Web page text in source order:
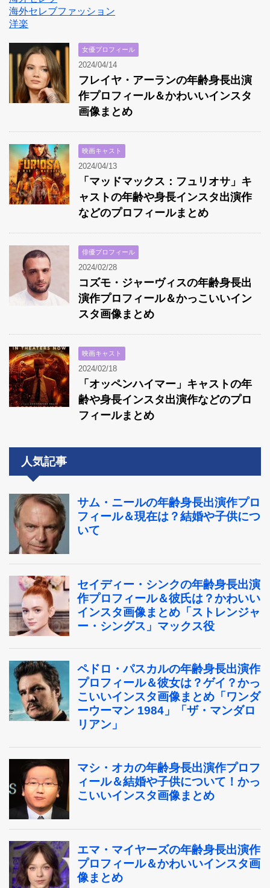
海外セレブファッション
洋楽
女優プロフィール
2024/04/14
フレイヤ・アーランの年齢身長出演
作プロフィール＆かわいいインスタ
画像まとめ
映画キャスト
2024/04/13
「マッドマックス：フュリオサ」キ
ャストの年齢や身長インスタ出演作
などのプロフィールまとめ
俳優プロフィール
2024/02/28
コズモ・ジャーヴィスの年齢身長出
演作プロフィール＆かっこいいイン
スタ画像まとめ
映画キャスト
2024/02/18
「オッペンハイマー」キャストの年
齢や身長インスタ出演作などのプロ
フィールまとめ
人気記事